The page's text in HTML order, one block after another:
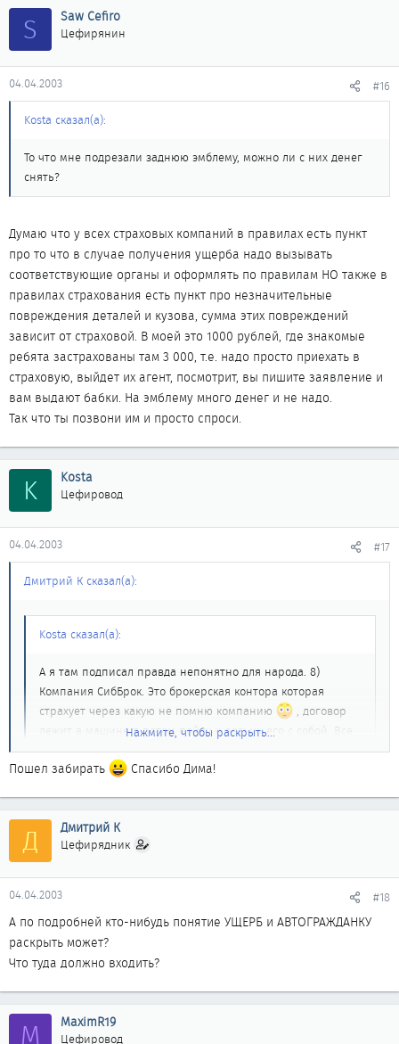
S Saw Cefiro
Цефирянин
04.04.2003 #16
Kosta сказал(а):
То что мне подрезали заднюю эмблему, можно ли с них денег
снять?
Думаю что у всех страховых компаний в правилах есть пункт
про то что в случае получения ущерба надо вызывать
соответствующие органы и оформлять по правилам НО также в
правилах страхования есть пункт про незначительные
повреждения деталей и кузова, сумма этих повреждений
зависит от страховой. В моей это 1000 рублей, где знакомые
ребята застрахованы там 3 000, т.е. надо просто приехать в
страховую, выйдет их агент, посмотрит, вы пишите заявление и
вам выдают бабки. На эмблему много денег и не надо.
Так что ты позвони им и просто спроси.
K Kosta
Цефировод
04.04.2003 #17
Дмитрий К сказал(а):
Kosta сказал(а):
А я там подписал правда непонятно для народа. 8)
Компания СибБрок. Это брокерская контора которая
страхует через какую не помню компанию
, договор
лежит в машине я потом пойду и возьму его с собой. Все
подробно более опишу.Нажмите, чтобы раскрыть...
Нажмите, чтобы раскрыть...
Пошел забирать Спасибо Дима!
Д Дмитрий К
Цефирядник
04.04.2003 #18
А по подробней кто-нибудь понятие УЩЕРБ и АВТОГРАЖДАНКУ
раскрыть может?
Что туда должно входить?
M MaximR19
Цефировод